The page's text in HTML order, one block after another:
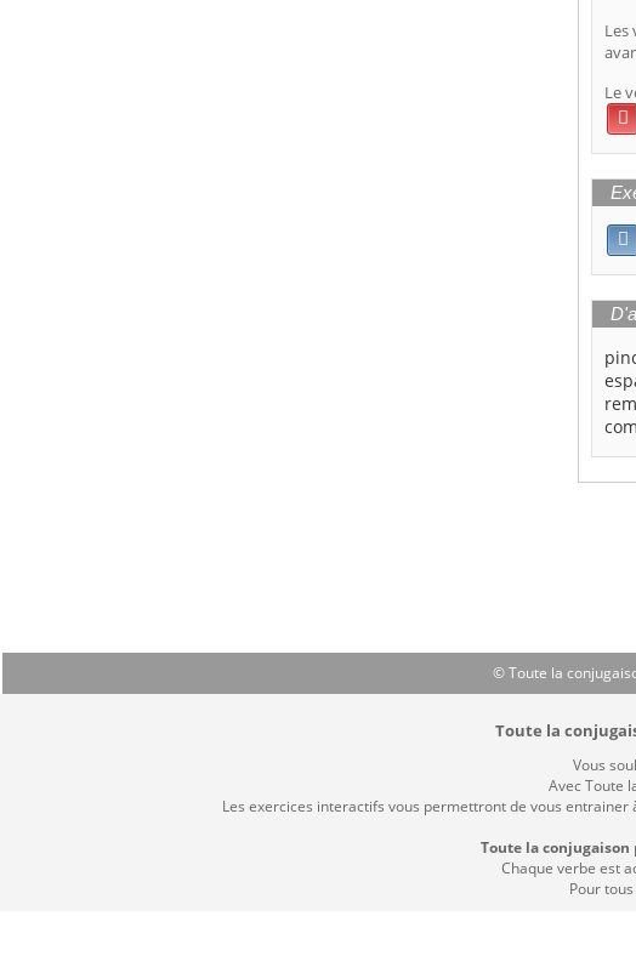
Les
Le


© Toute la
Toute la
Vous
Avec Toute
Les exercices interactifs vous permettront de vous entrainer
Toute la conjugaison
Chaque verbe est
Pour